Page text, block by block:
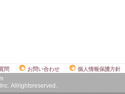
問 お問い合わせ 個人情報保護方針
Allrightsreserved.